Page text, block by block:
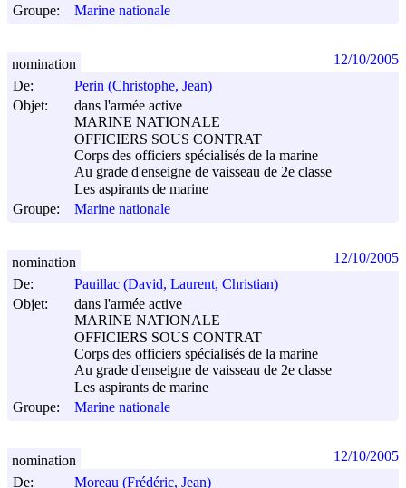
Groupe:
Marine nationale
De:
Perin (Christophe, Jean)
Objet:
dans l'armée active
MARINE NATIONALE
OFFICIERS SOUS CONTRAT
Corps des officiers spécialisés de la marine
Au grade d'enseigne de vaisseau de 2e classe
Les aspirants de marine
Groupe:
Marine nationale
nomination 12/10/2005
De:
Pauillac (David, Laurent, Christian)
Objet:
dans l'armée active
MARINE NATIONALE
OFFICIERS SOUS CONTRAT
Corps des officiers spécialisés de la marine
Au grade d'enseigne de vaisseau de 2e classe
Les aspirants de marine
Groupe:
Marine nationale
nomination 12/10/2005
De:
Moreau (Frédéric, Jean)
nomination 12/10/2005